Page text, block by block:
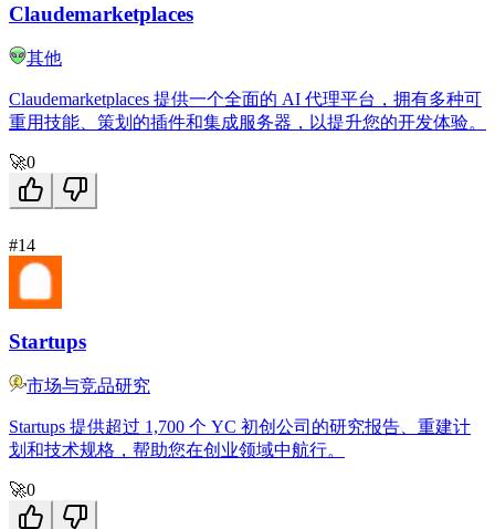
Claudemarketplaces
其他
Claudemarketplaces 提供一个全面的 AI 代理平台，拥有多种可
重用技能、策划的插件和集成服务器，以提升您的开发体验。
🚀0
#14
Startups
市场与竞品研究
Startups 提供超过 1,700 个 YC 初创公司的研究报告、重建计
划和技术规格，帮助您在创业领域中航行。
🚀0